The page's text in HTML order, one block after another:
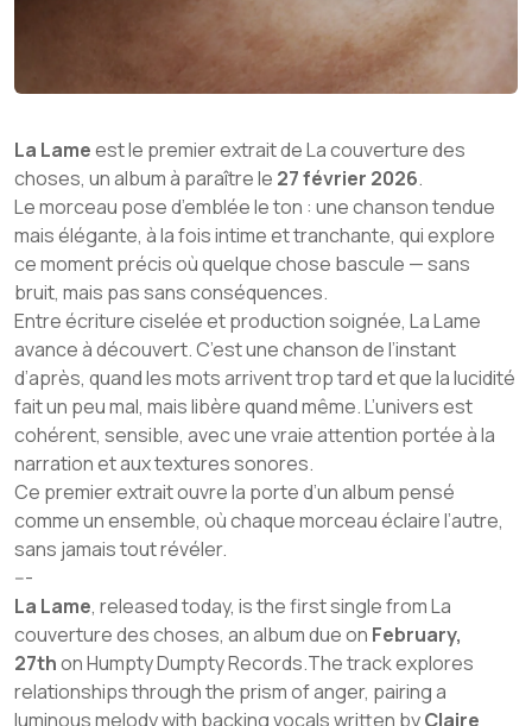
La Lameest le premier extrait deLa couverture des
choses, un album à paraître le 27 février 2026.
Le morceau pose d’emblée le ton : une chanson tendue
mais élégante, à la fois intime et tranchante, qui explore
ce moment précis où quelque chose bascule — sans
bruit, mais pas sans conséquences.
Entre écriture ciselée et production soignée, La Lame
avance à découvert. C’est une chanson de l’instant
d’après, quand les mots arrivent trop tard et que la lucidité
fait un peu mal, mais libère quand même. L’univers est
cohérent, sensible, avec une vraie attention portée à la
narration et aux textures sonores.
Ce premier extrait ouvre la porte d’un album pensé
comme un ensemble, où chaque morceau éclaire l’autre,
sans jamais tout révéler.
---
La Lame, released today, is the first single fromLa
couverture des choses, an album due on February,
27thon Humpty Dumpty Records.The track explores
relationships through the prism of anger, pairing a
luminous melody with backing vocals written byClaire